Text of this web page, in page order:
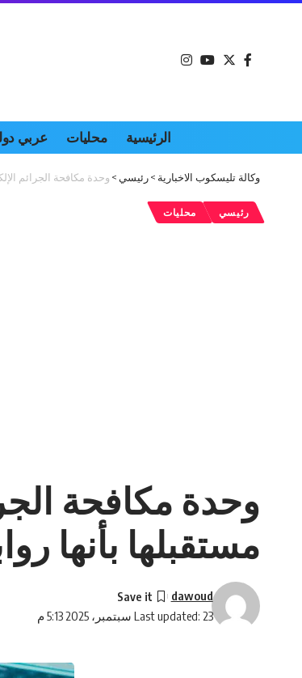
الرئيسية محليات عربي
وكالة تليسكوب الاخبارية >رئيسي > وحدة مكافحة الجرائم
رئيسي محليات
وحدة مكافحة
مستقبلها بأنها
Last updated: 23 سبتمبر، 2025 5:13 م
dawoud